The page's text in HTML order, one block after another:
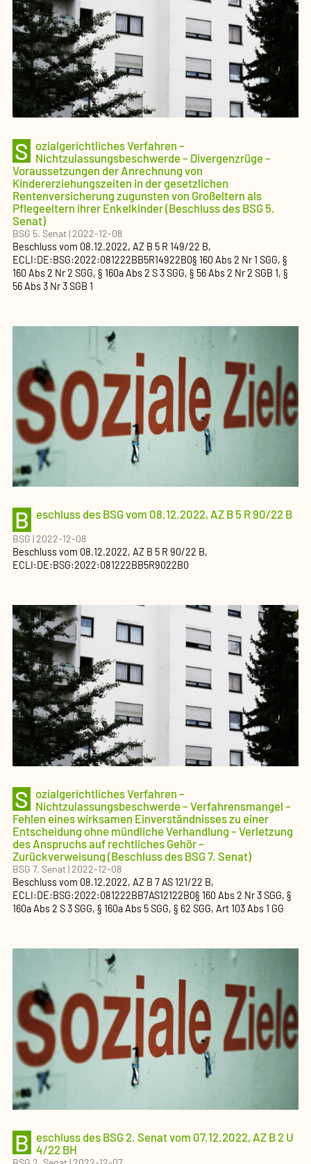
S
ozialgerichtliches Verfahren –
Nichtzulassungsbeschwerde – Divergenzrüge –
Voraussetzungen der Anrechnung von
Kindererziehungszeiten in der gesetzlichen
Rentenversicherung zugunsten von Großeltern als
Pflegeeltern ihrer Enkelkinder (Beschluss des BSG 5.
Senat)
BSG 5. Senat|2022-12-08
Beschlussvom 08.12.2022, AZ B 5 R 149/22 B,
ECLI:DE:BSG:2022:081222BB5R14922B0§ 160 Abs 2 Nr 1 SGG, §
160 Abs 2 Nr 2 SGG, § 160a Abs 2 S 3 SGG, § 56 Abs 2 Nr 2 SGB 1, §
56 Abs 3 Nr 3 SGB 1
B eschluss des BSG vom 08.12.2022, AZ B 5 R 90/22 B
BSG |2022-12-08
Beschlussvom 08.12.2022, AZ B 5 R 90/22 B,
ECLI:DE:BSG:2022:081222BB5R9022B0
S
ozialgerichtliches Verfahren –
Nichtzulassungsbeschwerde – Verfahrensmangel –
Fehlen eines wirksamen Einverständnisses zu einer
Entscheidung ohne mündliche Verhandlung – Verletzung
des Anspruchs auf rechtliches Gehör –
Zurückverweisung (Beschluss des BSG 7. Senat)
BSG 7. Senat|2022-12-08
Beschlussvom 08.12.2022, AZ B 7 AS 121/22 B,
ECLI:DE:BSG:2022:081222BB7AS12122B0§ 160 Abs 2 Nr 3 SGG, §
160a Abs 2 S 3 SGG, § 160a Abs 5 SGG, § 62 SGG, Art 103 Abs 1 GG
B
eschluss des BSG 2. Senat vom 07.12.2022, AZ B 2 U
4/22 BH